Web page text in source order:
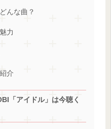
んな曲？
力
介
「アイドル」は今聴く